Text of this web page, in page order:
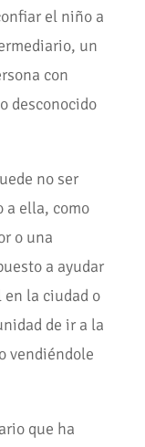
el niño a
un
con
desconocido
no ser
a ella, como
o una
a ayudar
en la ciudad o
de ir a la
vendiéndole
que ha